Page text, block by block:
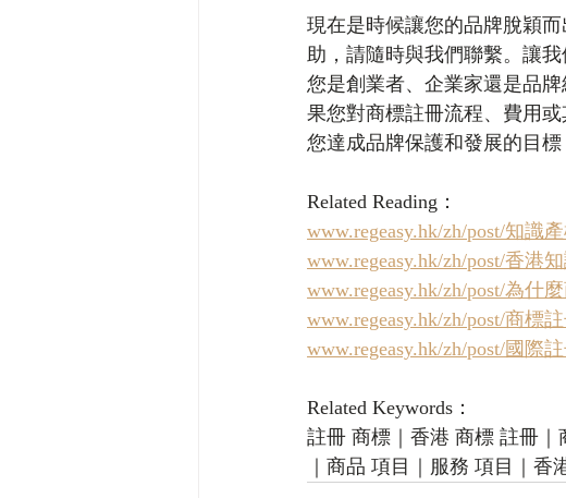
現在是時候讓您的品牌脫穎
助，請隨時與我們聯繫。讓
您是創業者、企業家還是品
果您對商標註冊流程、費用
您達成品牌保護和發展的目
Related Reading：
www.regeasy.hk/zh/post/知識
www.regeasy.hk/zh/post/香港
www.regeasy.hk/zh/post/為什
www.regeasy.hk/zh/post/商標
www.regeasy.hk/zh/post/國際
Related Keywords：
註冊 商標｜香港 商標 註冊
｜商品 項目｜服務 項目｜香